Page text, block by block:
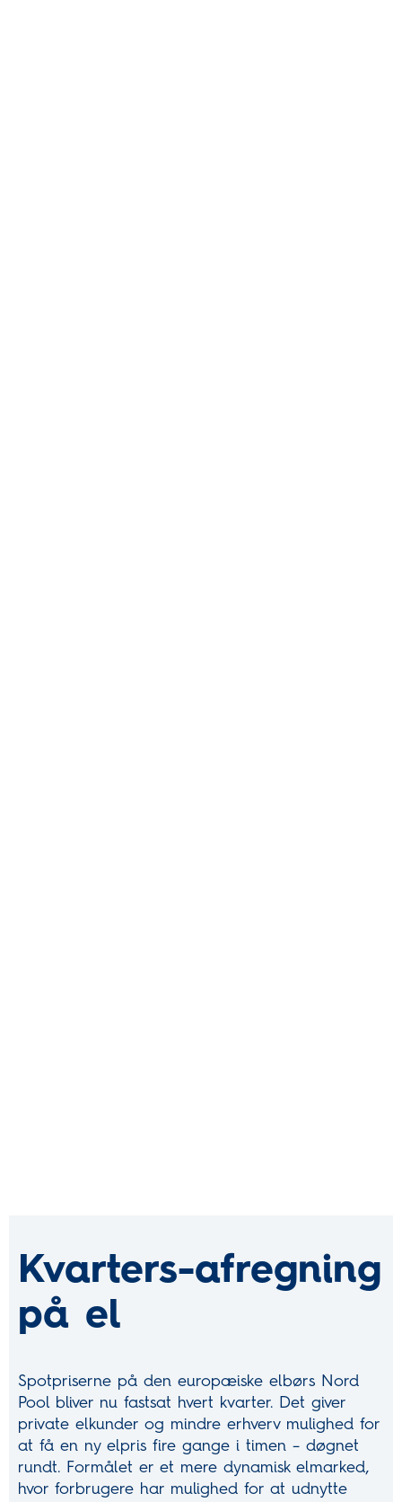
Kvarters-afregning
på el
Spotpriserne på den europæiske elbørs Nord
Pool bliver nu fastsat hvert kvarter. Det giver
private elkunder og mindre erhverv mulighed for
at få en ny elpris fire gange i timen – døgnet
rundt. Formålet er et mere dynamisk elmarked,
hvor forbrugere har mulighed for at udnytte